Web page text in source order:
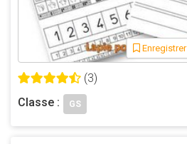
Enregistrer
(3)
Classe :
GS